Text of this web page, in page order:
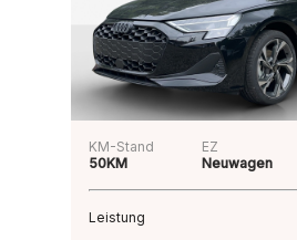
KM-Stand
50KM
EZ
Neuwagen
Leistung